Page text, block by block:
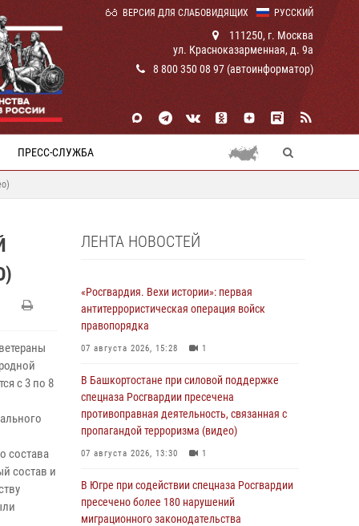
РУССКИЙ
ВЕРСИЯ ДЛЯ СЛАБОВИДЯЩИХ
111250, г. Москва
ул. Красноказарменная, д. 9а
8 800 350 08 97 (автоинформатор)
ПРЕСС-СЛУЖБА
с 3 по 8
состава
состав и
ЛЕНТА НОВОСТЕЙ
«Росгвардия. Вехи истории»: первая
антитеррористическая операция войск
правопорядка
07 августа 2026, 15:28 1
В Башкортостане при силовой поддержке
спецназа Росгвардии пресечена
противоправная деятельность, связанная с
пропагандой терроризма (видео)
07 августа 2026, 13:30 1
В Югре при содействии спецназа Росгвардии
пресечено более 180 нарушений
миграционного законодательства